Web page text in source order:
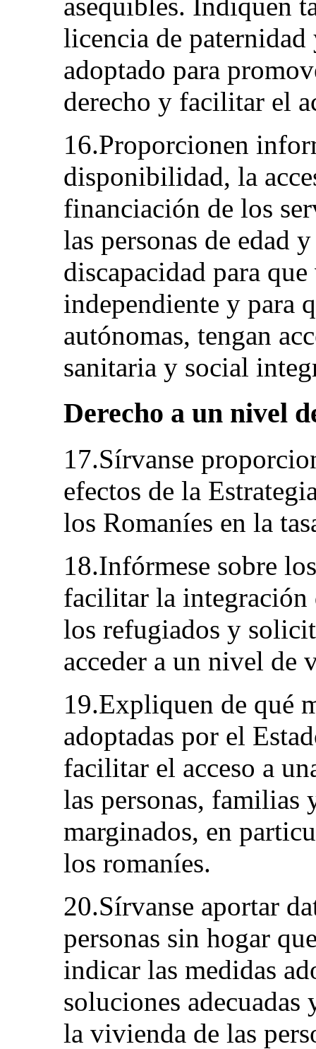
asequibles. Indiquen
licencia de paternidad
adoptado para
derecho y facilitar el
16.Proporcionen
disponibilidad, la
financiación de los
las personas de edad
discapacidad para
independiente y para
autónomas, tengan
sanitaria y social
Derecho a un nivel
17.Sírvanse
efectos de la
los Romaníes en la
18.Infórmese sobre
facilitar la integración
los refugiados y
acceder a un nivel de
19.Expliquen de qué
adoptadas por el
facilitar el acceso a
las personas, familias
marginados, en
los romaníes.
20.Sírvanse aportar
personas sin hogar
indicar las medidas
soluciones adecuadas
la vivienda de las